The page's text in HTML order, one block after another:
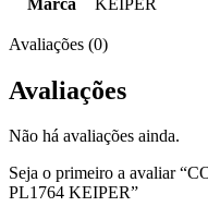
Avaliações (0)
Avaliações
Não há avaliações ainda.
Seja o primeiro a avaliar
PL1764 KEIPER”